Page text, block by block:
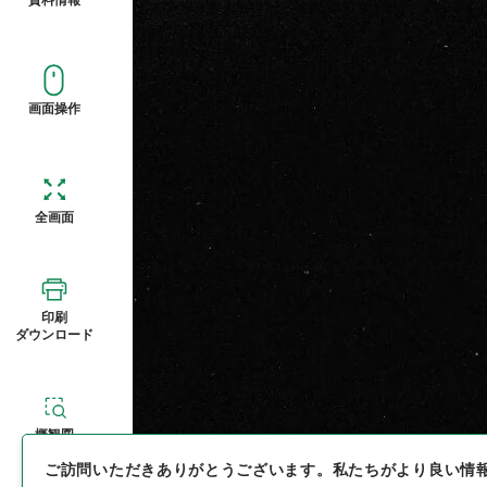
画面操作
全画面
印刷
ダウンロード
概観図
ご訪問いただきありがとうございます。 私たちがより良い情